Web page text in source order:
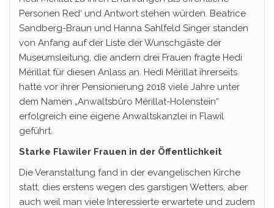
Personen Red‘ und Antwort stehen würden. Beatrice
Sandberg-Braun und Hanna Sahlfeld Singer standen
von Anfang auf der Liste der Wunschgäste der
Museumsleitung, die andern drei Frauen fragte Hedi
Mérillat für diesen Anlass an. Hedi Mérillat ihrerseits
hatte vor ihrer Pensionierung 2018 viele Jahre unter
dem Namen „Anwaltsbüro Mérillat-Holenstein“
erfolgreich eine eigene Anwaltskanzlei in Flawil
geführt.
Starke Flawiler Frauen in der Öffentlichkeit
Die Veranstaltung fand in der evangelischen Kirche
statt, dies erstens wegen des garstigen Wetters, aber
auch weil man viele Interessierte erwartete und zudem